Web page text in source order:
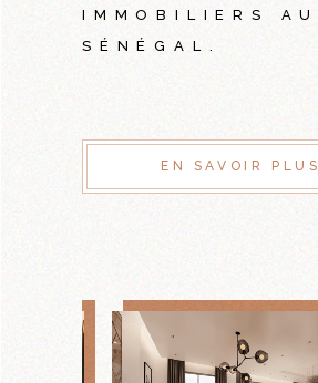
IMMOBILIERS AU
SÉNÉGAL.
EN SAVOIR PLUS